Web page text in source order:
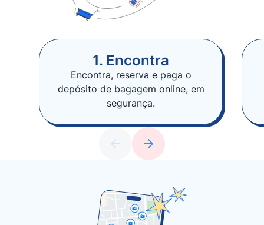
1. Encontra
Encontra, reserva e paga o
depósito de bagagem online, em
segurança.